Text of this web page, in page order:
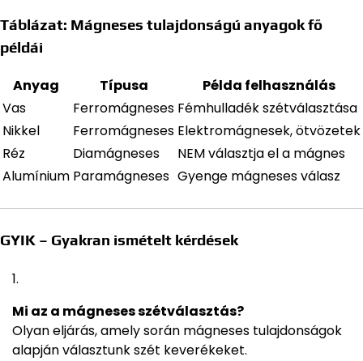
Táblázat: Mágneses tulajdonságú anyagok fő
példái
Anyag Típusa
Példa felhasználás
Vas
Ferromágneses Fémhulladék szétválasztása
Nikkel
Ferromágneses Elektromágnesek, ötvözetek
Réz
Diamágneses
NEM választja el a mágnes
Alumínium Paramágneses Gyenge mágneses válasz
GYIK – Gyakran ismételt kérdések
Mi az a mágneses szétválasztás?
Olyan eljárás, amely során mágneses tulajdonságok
alapján választunk szét keverékeket.